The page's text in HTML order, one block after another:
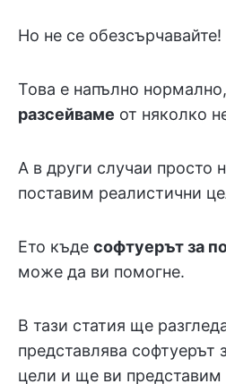
Но не се обезсърчавайте!
Това е напълно
разсейваме от няколко
А в други случаи просто
поставим реалистични
Ето къде софтуерът за
може да ви помогне.
В тази статия ще
представлява софтуерът
цели и ще ви представим